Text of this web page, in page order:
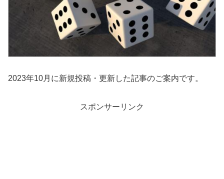
2023年10月に新規投稿・更新した記事のご案内です。
スポンサーリンク